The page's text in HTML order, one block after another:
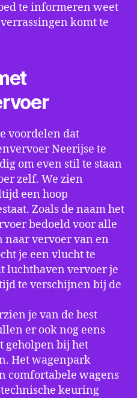
te informeren weet
komt te
voordelen dat
Neerijse te
om even stil te staan
zelf. We zien
een hoop
Zoals de naam het
bedoeld voor alle
naar vervoer van en
je een vlucht te
luchthaven vervoer je
te verschijnen bij de
je van de best
er ook nog eens
geholpen bij het
Het wagenpark
comfortabele wagens
keuring